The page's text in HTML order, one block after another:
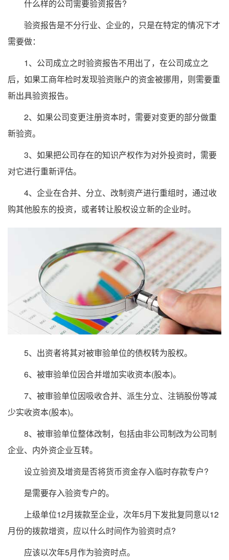
什么样的公司需要验资报告?
验资报告是不分行业、企业的，只是在特定的情况下才
需要做：
1、公司成立之时验资报告不用出了，在公司成立之
后，如果工商年检时发现验资账户的资金被挪用，则需要重
新出具验资报告。
2、如果公司变更注册资本时，需要对变更的部分做重
新验资。
3、如果把公司存在的知识产权作为对外投资时，需要
对它进行重新评估。
4、企业在合并、分立、改制资产进行重组时，通过收
购其他股东的投资，或者转让股权设立新的企业时。
5、出资者将其对被审验单位的债权转为股权。
6、被审验单位因合并增加实收资本(股本)。
7、被审验单位因吸收合并、派生分立、注销股份等减
少实收资本(股本)。
8、被审验单位整体改制，包括由非公司制改为公司制
企业、内外资企业互转。
设立验资及增资是否将货币资金存入临时存款专户?
是需要存入验资专户的。
上级单位12月拨款至企业，次年5月下发批复同意以12
月份的拨款增资，应以什么时间作为验资时点?
应该以次年5月作为验资时点。